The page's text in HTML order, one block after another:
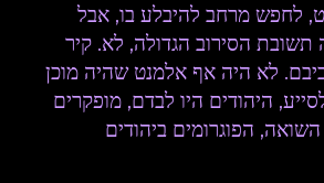
לחפש מרחב להיבלע בו, אבל
תשובת הסירוב הגדולה, לא. קיר
לא היה אף אלמנט שהיה מוכן
היהודים היו לבדם, מופקרים
הפוגרומים ביהודים